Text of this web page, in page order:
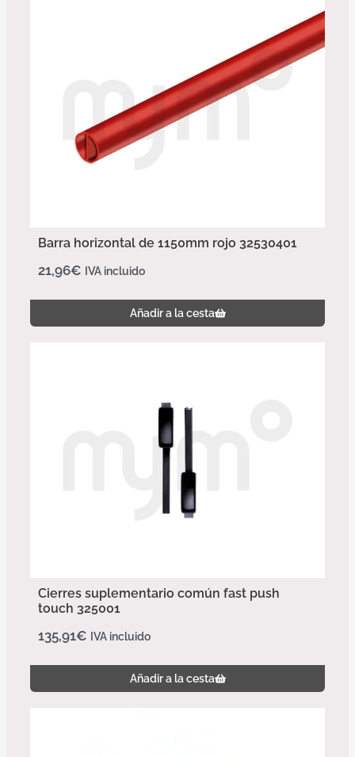
Barra horizontal de 1150mm rojo 32530401
21,96€ IVA incluido
Añadir a la cesta
Cierres suplementario común fast push
touch 325001
135,91€ IVA incluido
Añadir a la cesta